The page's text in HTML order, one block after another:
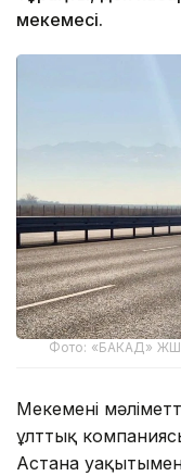
мекемесі.
Фото: «БАКАД»
Мекеменің
ұлттық
Астана